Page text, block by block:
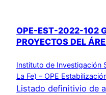
OPE-EST-2022-102
PROYECTOS DEL
Instituto de Investigación
La Fe) – OPE
Listado definitivio de